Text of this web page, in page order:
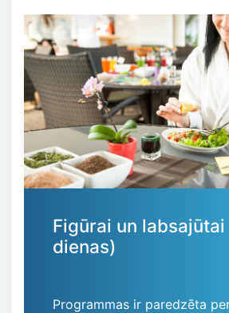
Figūrai un
dienas)
Programmas ir paredzēta